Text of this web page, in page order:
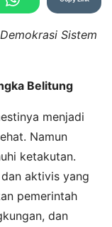
Sistem
Belitung
menjadi
Namun
ketakutan.
aktivis yang
pemerintah
dan